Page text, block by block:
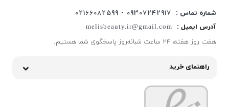
شماره تماس :
09307242917 - 02166082599
آدرس ایمیل :
melisbeauty.ir@gmail.com
هفت روز هفته، ۲۴ ساعت شبانه‌روز پاسخگوی شما هستیم.
راهنمای خرید